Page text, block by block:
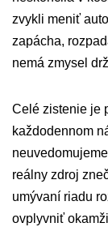
zvykli meniť
zapácha,
nemá zmysel
Celé zistenie je
každodennom
reálny zdroj
umývaní riadu
ovplyvniť